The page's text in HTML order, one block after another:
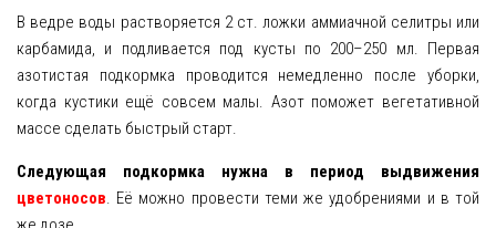
В ведре воды растворяется 2 ст. ложки аммиачной селитры или
карбамида, и подливается под кусты по 200–250 мл. Первая
азотистая подкормка проводится немедленно после уборки,
когда кустики ещё совсем малы. Азот поможет вегетативной
массе сделать быстрый старт.
Следующая подкормка нужна в период выдвижения
цветоносов. Её можно провести теми же удобрениями и в той